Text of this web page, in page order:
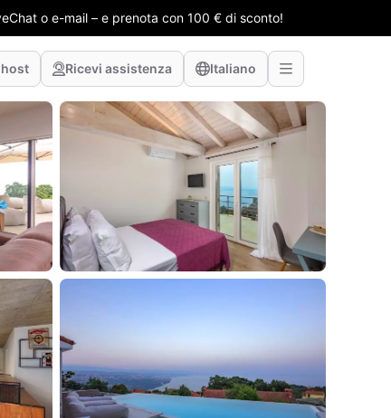
o e-mail – e prenota con 100 € di sconto!
Ricevi assistenza Italiano